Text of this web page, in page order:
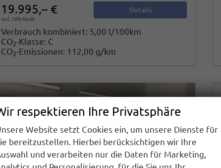
19.995,– €
incl. 19% MwSt.
Details
Verbrauch kombiniert: 5,00 l/100km
CO2-Klasse: C
CO2-Emissionen: 112,00 g/km
respektieren Ihre Privatsphäre
Website setzt Cookies ein, um unsere Dienste für
bereitzustellen. Hierbei berücksichtigen wir Ihre
und verarbeiten nur die Daten für Marketing,